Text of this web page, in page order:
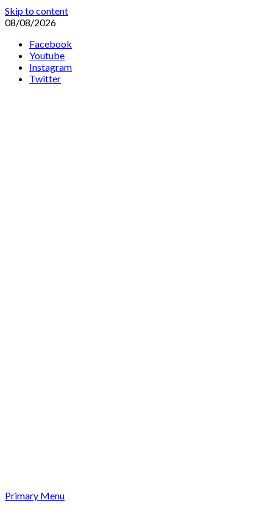
Skip to content
08/08/2026
Facebook
Youtube
Instagram
Twitter
Primary Menu